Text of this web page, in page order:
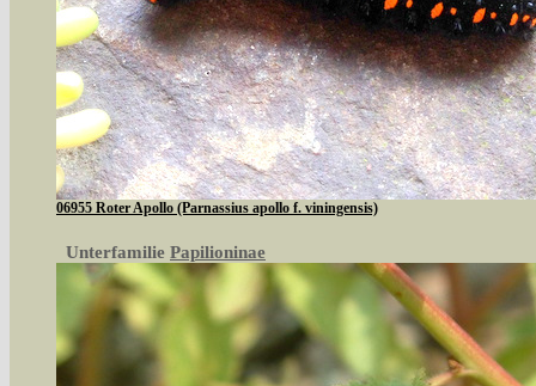
06955 Roter Apollo (Parnassius apollo f. viningensis)
Unterfamilie Papilioninae